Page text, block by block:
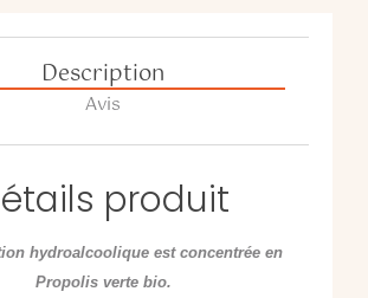
Description
Avis
produit
hydroalcoolique est concentrée en
Propolis verte bio.